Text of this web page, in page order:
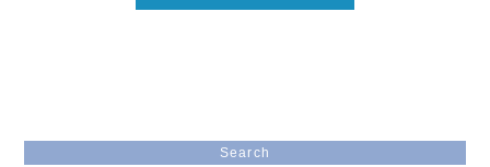
Search